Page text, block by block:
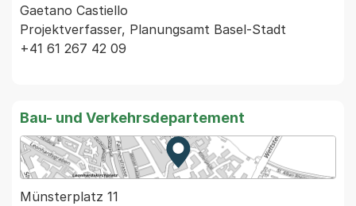
Gaetano Castiello
Projektverfasser, Planungsamt Basel-Stadt
+41 61 267 42 09
Bau- und Verkehrsdepartement
Zur Karte von MapBS.
Externer Link, wird in einem
Münsterplatz 11